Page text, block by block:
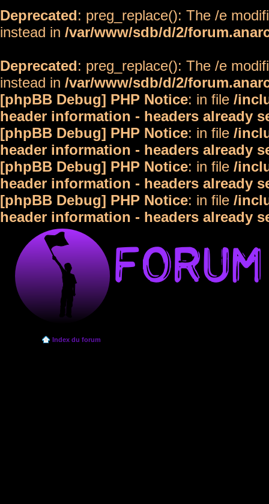
Deprecated: preg_replace(): The /e
instead in /var/www/sdb/d/2/
Deprecated: preg_replace(): The /e
instead in /var/www/sdb/d/2/
[phpBB Debug] PHP Notice: in file /
header information - headers already
[phpBB Debug] PHP Notice: in file /
header information - headers already
[phpBB Debug] PHP Notice: in file /
header information - headers already
[phpBB Debug] PHP Notice: in file /
header information - headers already
Index du forum